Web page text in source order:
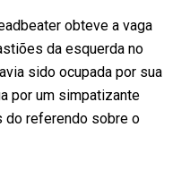
obteve a vaga
da esquerda no
sido ocupada por sua
por um simpatizante
do referendo sobre o